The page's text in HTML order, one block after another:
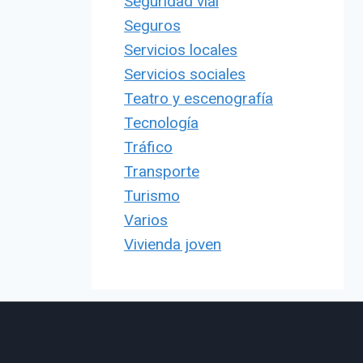
Seguros
Servicios locales
Servicios sociales
Teatro y escenografía
Tecnología
Tráfico
Transporte
Turismo
Varios
Vivienda joven